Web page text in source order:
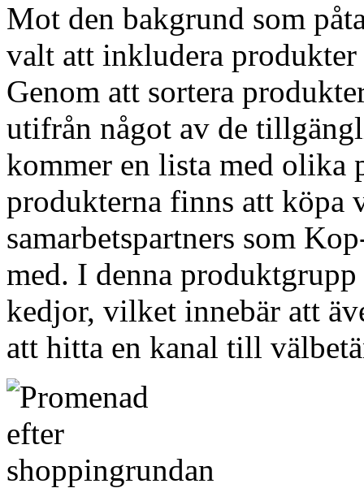
Mot den bakgrund som
valt att inkludera
Genom att sortera
utifrån något av de
kommer en lista med olika
produkterna finns att köpa
samarbetspartners som
med. I denna
kedjor, vilket innebär att
att hitta en kanal till